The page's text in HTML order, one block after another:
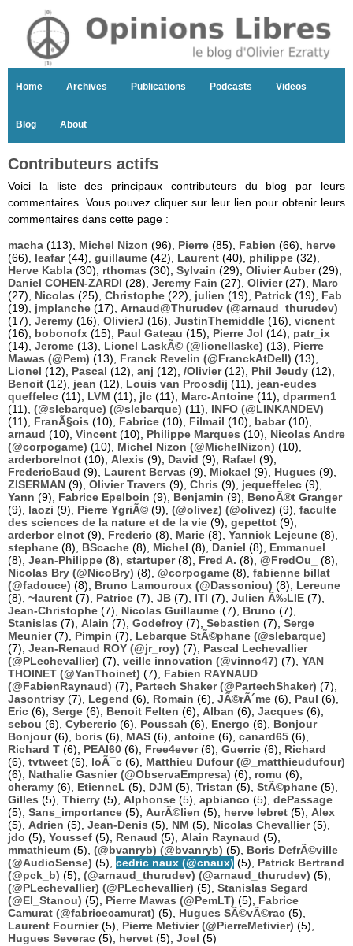
Home Archives Publications Podcasts Videos
Blog About
Contributeurs actifs
Voici la liste des principaux contributeurs du blog par leurs
commentaires. Vous pouvez cliquer sur leur lien pour obtenir leurs
commentaires dans cette page :
macha (113), Michel Nizon (96), Pierre (85), Fabien (66), herve
(66), leafar(44), guillaume (42), Laurent (40), philippe (32),
Herve Kabla (30), rthomas (30), Sylvain (29), Olivier Auber(29),
Daniel COHEN-ZARDI (28), Jeremy Fain (27), Olivier(27), Marc
(27), Nicolas (25), Christophe (22), julien (19), Patrick (19), Fab
(19), jmplanche (17), Arnaud@Thurudev (@arnaud_thurudev)
(17), Jeremy (16), OlivierJ (16), JustinThemiddle (16), vicnent
(16), bobonofx (15), Paul Gateau (15), Pierre Jol (14), patr_ix
(14), Jerome (13), Lionel LaskÃ© (@lionellaske) (13), Pierre
Mawas (@Pem) (13), Franck Revelin (@FranckAtDell) (13),
Lionel (12), Pascal (12), anj (12), /Olivier(12), Phil Jeudy (12),
Benoit (12), jean (12), Louis van Proosdij (11), jean-eudes
queffelec (11), LVM (11), jlc (11), Marc-Antoine (11), dparmen1
(11), (@slebarque) (@slebarque) (11), INFO (@LINKANDEV)
(11), FranÃ§ois (10), Fabrice (10), Filmail (10), babar(10),
arnaud (10), Vincent (10), Philippe Marques (10), Nicolas Andre
(@corpogame) (10), Michel Nizon (@MichelNizon) (10),
arderborelnot (10), Alexis (9), David (9), Rafael (9),
FredericBaud (9), Laurent Bervas (9), Mickael (9), Hugues (9),
ZISERMAN (9), Olivier Travers (9), Chris (9), jequeffelec (9),
Yann (9), Fabrice Epelboin (9), Benjamin (9), BenoÃ®t Granger
(9), laozi (9), Pierre YgriÃ© (9), (@olivez) (@olivez) (9), faculte
des sciences de la nature et de la vie (9), gepettot (9),
arderbor elnot (9), Frederic (8), Marie (8), Yannick Lejeune (8),
stephane (8), BScache (8), Michel (8), Daniel (8), Emmanuel
(8), Jean-Philippe (8), startuper(8), Fred A. (8), @FredOu_
(8),
Nicolas Bry (@NicoBry) (8), @corpogame (8), fabienne billat
(@fadouce) (8), Bruno Lamouroux (@Dassoniou) (8), Lereune
(8), ~laurent (7), Patrice (7), JB (7), ITI (7), Julien Ã‰LIE (7),
Jean-Christophe (7), Nicolas Guillaume (7), Bruno (7),
Stanislas (7), Alain (7), Godefroy (7), Sebastien (7), Serge
Meunier(7), Pimpin (7), Lebarque StÃ©phane (@slebarque)
(7), Jean-Renaud ROY (@jr_roy) (7), Pascal Lechevallier
(@PLechevallier) (7), veille innovation (@vinno47) (7), YAN
THOINET (@YanThoinet) (7), Fabien RAYNAUD
(@FabienRaynaud) (7), Partech Shaker (@PartechShaker) (7),
Jasontrisy (7), Legend (6), Romain (6), JÃ©rÃ´me (6), Paul (6),
Eric (6), Serge (6), Benoit Felten (6), Alban (6), Jacques (6),
sebou (6), Cybereric (6), Poussah (6), Energo (6), Bonjour
Bonjour(6), boris (6), MAS (6), antoine (6), canard65 (6),
Richard T (6), PEAI60 (6), Free4ever(6), Guerric (6), Richard
(6), tvtweet (6), loÃ¯c (6), Matthieu Dufour (@_matthieudufour)
(6), Nathalie Gasnier (@ObservaEmpresa) (6), romu (6),
cheramy (6), EtienneL (5), DJM (5), Tristan (5), StÃ©phane (5),
Gilles (5), Thierry (5), Alphonse (5), apbianco (5), dePassage
(5), Sans_importance (5), AurÃ©lien (5), herve lebret (5), Alex
(5), Adrien (5), Jean-Denis (5), NM (5), Nicolas Chevallier(5),
jdo (5), Youssef (5), Renaud (5), Alain Raynaud (5),
mmathieum (5), (@bvanryb) (@bvanryb) (5), Boris DefrÃ©ville
(@AudioSense) (5), cedric naux (@cnaux) (5), Patrick Bertrand
(@pck_b) (5), (@arnaud_thurudev) (@arnaud_thurudev) (5),
(@PLechevallier) (@PLechevallier) (5), Stanislas Segard
(@El_Stanou) (5), Pierre Mawas (@PemLT) (5), Fabrice
Camurat (@fabricecamurat) (5), Hugues SÃ©vÃ©rac (5),
Laurent Fournier(5), Pierre Metivier (@PierreMetivier) (5),
Hugues Severac (5), hervet (5), Joel (5)